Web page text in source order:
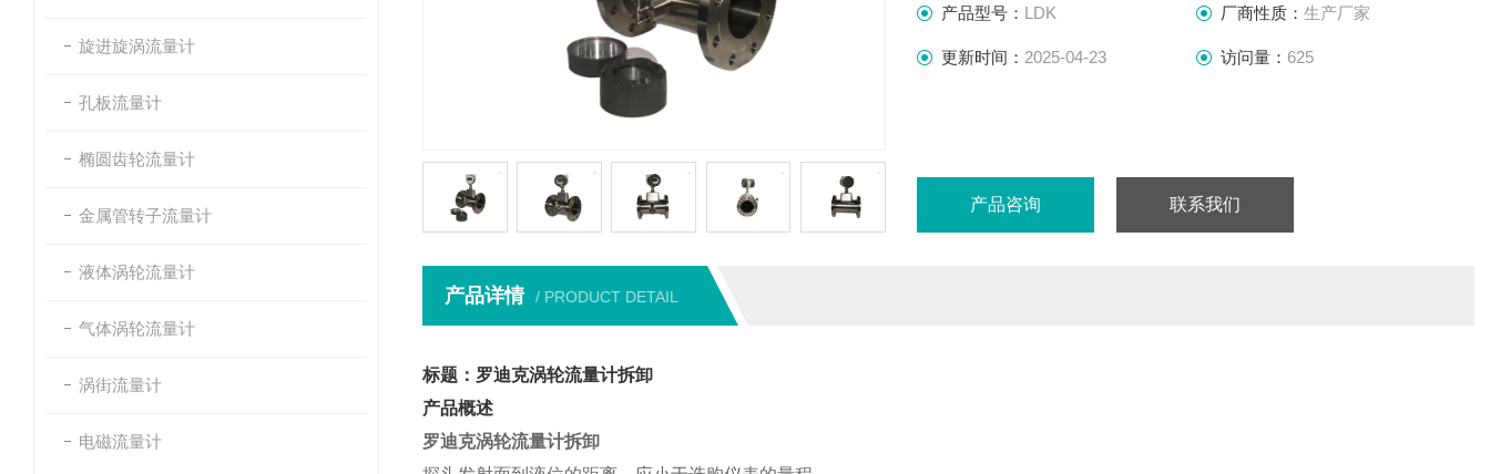
旋进旋涡流量计
孔板流量计
椭圆齿轮流量计
金属管转子流量计
液体涡轮流量计
气体涡轮流量计
涡街流量计
电磁流量计
产品型号： LDK 厂商性质： 生产厂家
更新时间： 2025-04-23 访问量： 625
产品咨询 联系我们
产品详情 / PRODUCT DETAIL
标题：罗迪克涡轮流量计拆卸
产品概述
罗迪克涡轮流量计拆卸